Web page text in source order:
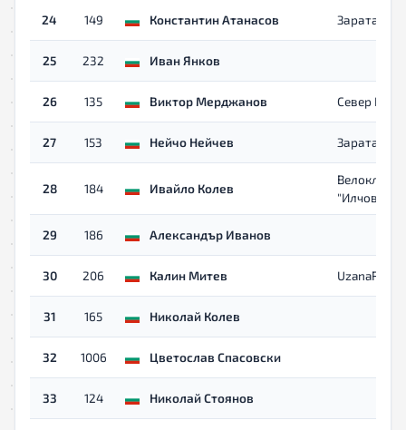
24 149 Константин Атанасов Зарата
25 232 Иван Янков
26 135 Виктор Мерджанов Север
27 153 Нейчо Нейчев Зарата
28 184 Ивайло Колев
Велоклуб
"Илчов
29 186 Александър Иванов
30 206 Калин Митев UzanaRuns
31 165 Николай Колев
32 1006 Цветослав Спасовски
33 124 Николай Стоянов